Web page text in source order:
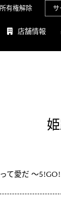
所有権解除 サ
店舗情報
て愛だ ～